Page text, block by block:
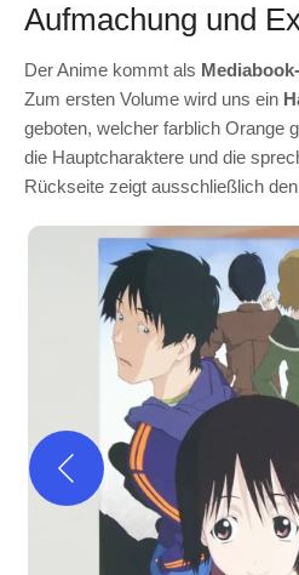
Aufmachung und
Der Anime kommt als
Zum ersten Volume wird uns ein
geboten, welcher farblich Orange
die Hauptcharaktere und die
Rückseite zeigt ausschließlich